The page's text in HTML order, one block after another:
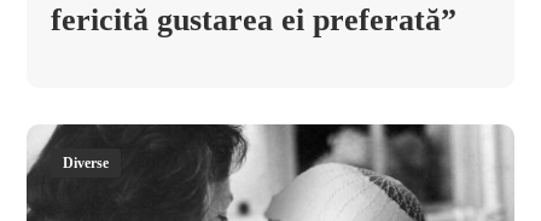
fericită gustarea ei preferată”
Diverse